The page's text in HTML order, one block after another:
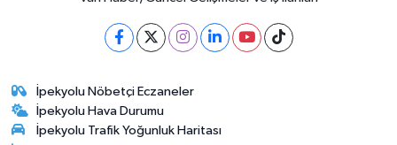
İpekyolu Nöbetçi Eczaneler
İpekyolu Hava Durumu
İpekyolu Trafik Yoğunluk Haritası